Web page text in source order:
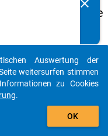
che
d
Bil
du
clear
auto_stories
add_shopping_cart
Auswertung der
weitersurfen stimmen
zu Cookies
.
OK